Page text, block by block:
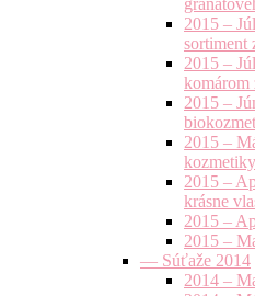
2015 –
2015 –
2015 –
2015 –
kozmetiky
2015 –
krásne
2015 –
2015 –
— Súťaže 2014
2014 –